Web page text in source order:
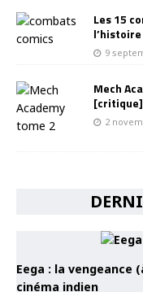
Les 15
9
Mech
[critique]
2
Eega : la vengeance
cinéma indien